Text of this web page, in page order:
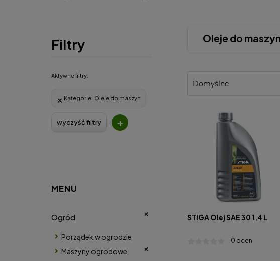
Filtry
Aktywne filtry:
Kategorie: Oleje do maszyn
wyczyść filtry +
MENU
Ogród
Porządek w ogrodzie
Maszyny ogrodowe
Oleje do
STIGA Olej SAE 30 1,4 L
0 ocen